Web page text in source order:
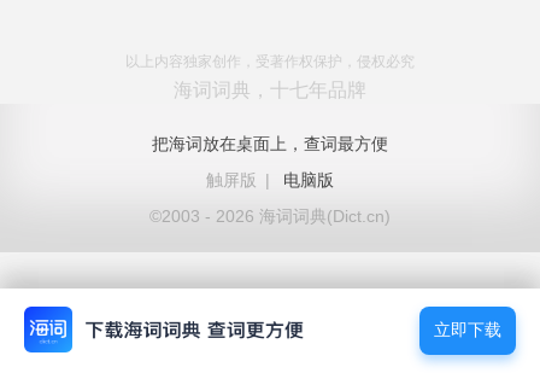
以上内容独家创作，受著作权保护，侵权必究
海词词典，十七年品牌
把海词放在桌面上，查词最方便
触屏版
|
电脑版
©2003 - 2026 海词词典(Dict.cn)
立即下载
立即下载